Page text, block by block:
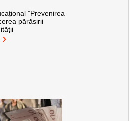
”Prevenirea
părăsirii